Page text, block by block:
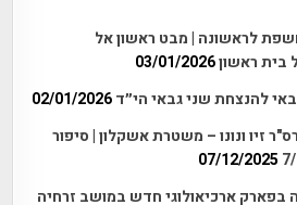
לראשונה | מבט ראשון אל
ראשון03/01/2026
להנצחת שני גבאי הי״ד 02/01/2026
זיו ונונו – משטרת אשקלון | סיפור
07/12/2025
בפארק ארכיאולוגי חדש במושב זרחיה